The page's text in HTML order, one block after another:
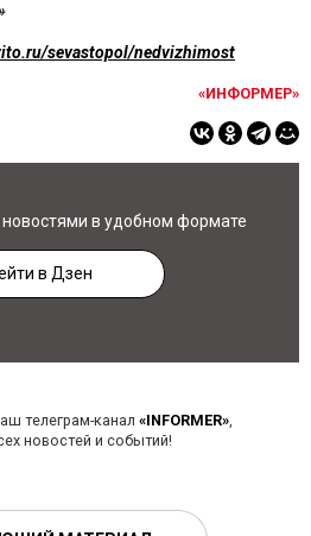
sevastopol/nedvizhimost
«ИНФОРМЕР»
в удобном формате
в Дзен
телеграм-канал «INFORMER»,
новостей и событий!